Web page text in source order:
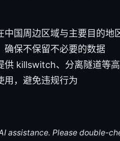
国周边区域与主要目的地
确保不保留不必要的数据
供 killswitch、分离隧道等
用，避免违规行为
assistance. Please double-